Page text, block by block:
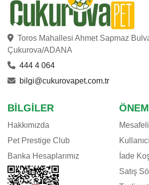
Toros Mahallesi Ahmet Sapmaz
Çukurova/ADANA
444 4 064
bilgi@cukurovapet.com.tr
BILGILER
Hakkımızda
Pet Prestige Club
Banka Hesaplarımız
İade
Satış